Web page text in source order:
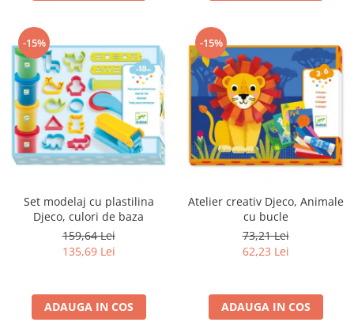
-15%
Set modelaj cu plastilina
Djeco, culori de baza
159,64 Lei
135,69 Lei
ADAUGA IN COS
-15%
Atelier creativ Djeco, Animale
cu bucle
73,21 Lei
62,23 Lei
ADAUGA IN COS